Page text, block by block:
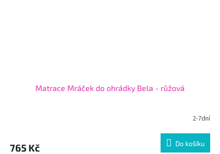
Matrace Mráček do ohrádky Bela - růžová
2-7dní
765 Kč Do košíku